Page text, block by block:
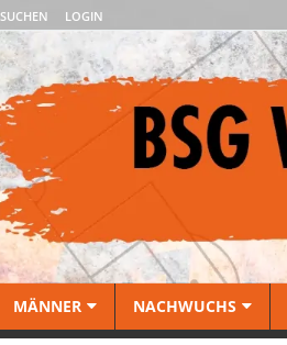
SUCHEN LOGIN
MÄNNER NACHWUCHS